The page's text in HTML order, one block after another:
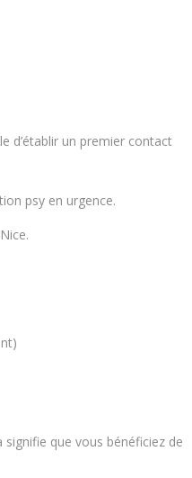
d’établir un premier contact
psy en urgence.
que vous bénéficiez de